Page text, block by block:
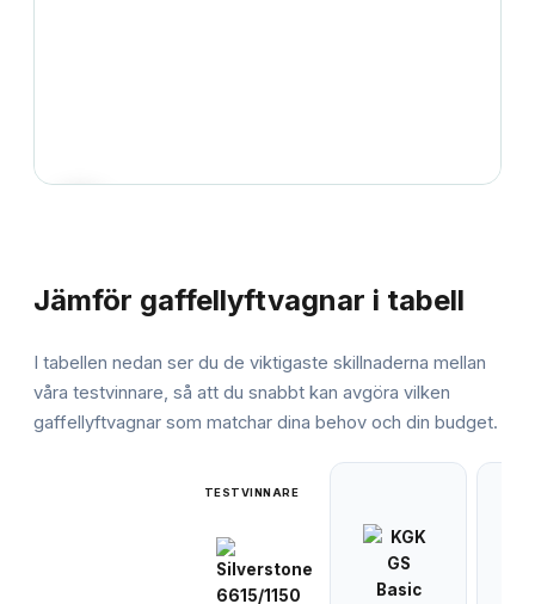
Jämför gaffellyftvagnar i tabell
I tabellen nedan ser du de viktigaste skillnaderna mellan
våra testvinnare, så att du snabbt kan avgöra vilken
gaffellyftvagnar som matchar dina behov och din budget.
TESTVINNARE